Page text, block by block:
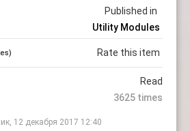
Published in
Utility Modules
Rate this item
Read
3625 times
12 декабря 2017 12:40